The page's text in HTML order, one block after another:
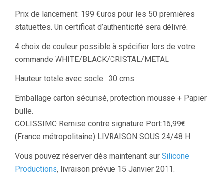
Prix de lancement: 199 €uros pour les 50 premières
statuettes. Un certificat d’authenticité sera délivré.
4 choix de couleur possible à spécifier lors de votre
commande WHITE/BLACK/CRISTAL/METAL
Hauteur totale avec socle : 30 cms :
Emballage carton sécurisé, protection mousse + Papier
bulle.
COLISSIMO Remise contre signature Port:16,99€
(France métropolitaine) LIVRAISON SOUS 24/48 H
Vous pouvez réserver dès maintenant sur Silicone
Productions, livraison prévue 15 Janvier 2011.